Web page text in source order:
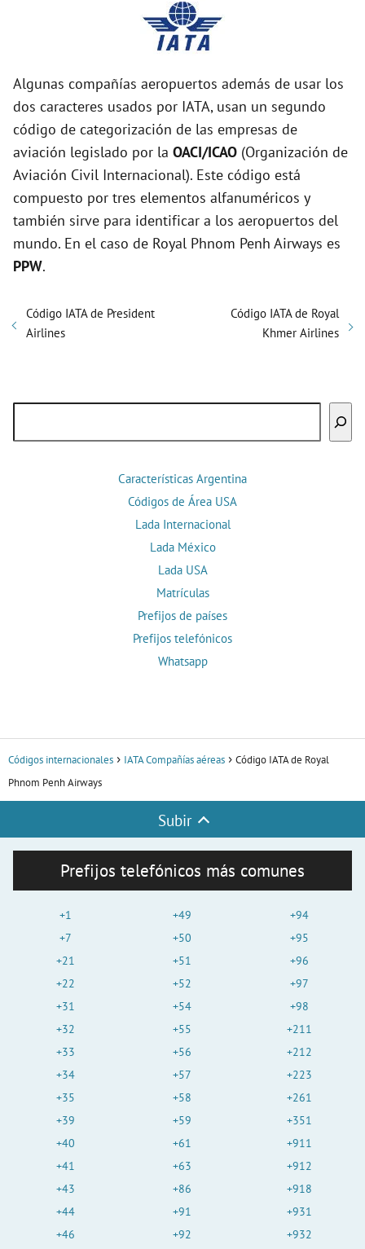
Algunas compañías aeropuertos además de usar los
dos caracteres usados por IATA, usan un segundo
código de categorización de las empresas de
aviación legislado por la OACI/ICAO (Organización de
Aviación Civil Internacional). Este código está
compuesto por tres elementos alfanuméricos y
también sirve para identificar a los aeropuertos del
mundo. En el caso de Royal Phnom Penh Airways es
PPW.
Código IATA de President
Airlines
Código IATA de Royal
Khmer Airlines
Características Argentina
Códigos de Área USA
Lada Internacional
Lada México
Lada USA
Matrículas
Prefijos de países
Prefijos telefónicos
Whatsapp
Códigos internacionales IATA Compañías aéreas
Código IATA de Royal
Phnom Penh Airways
Subir
Prefijos telefónicos más comunes
+1
+7
+21
+22
+31
+32
+33
+34
+35
+39
+40
+41
+43
+44
+46
+49
+50
+51
+52
+54
+55
+56
+57
+58
+59
+61
+63
+86
+91
+92
+94
+95
+96
+97
+98
+211
+212
+223
+261
+351
+911
+912
+918
+931
+932